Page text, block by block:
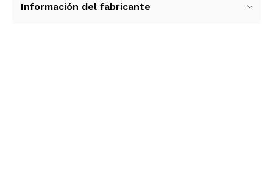
Información del fabricante